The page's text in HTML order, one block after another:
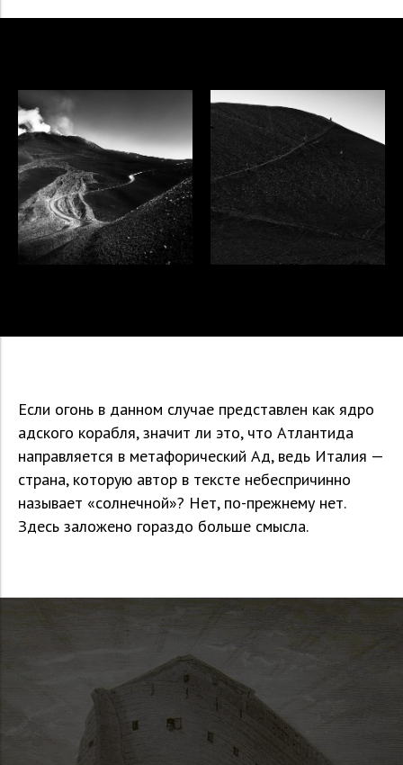
Если огонь в данном случае представлен как ядро
адского корабля, значит ли это, что Атлантида
направляется в метафорический Ад, ведь Италия —
страна, которую автор в тексте небеспричинно
называет «солнечной»? Нет, по-прежнему нет.
Здесь заложено гораздо больше смысла.